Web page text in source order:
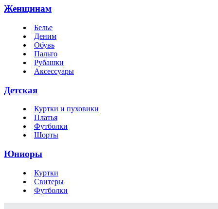
Женщинам
Белье
Деним
Обувь
Пальто
Рубашки
Аксессуары
Детская
Куртки и пуховики
Платья
Футболки
Шорты
Юниоры
Куртки
Свитеры
Футболки